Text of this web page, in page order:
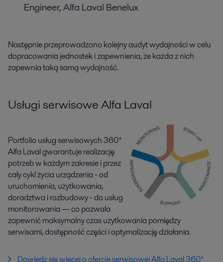
Engineer, Alfa Laval Benelux
Następnie przeprowadzono kolejny audyt wydajności w celu
dopracowania jednostek i zapewnienia, że każda z nich
zapewnia taką samą wydajność.
Usługi serwisowe Alfa Laval
Portfolio usług serwisowych 360°
Alfa Laval gwarantuje realizację
potrzeb w każdym zakresie i przez
cały cykl życia urządzenia - od
uruchomienia, użytkowania,
doradztwa i rozbudowy - do usług
monitorowania — co pozwala
zapewnić maksymalny czas użytkowania pomiędzy
serwisami, dostępność części i optymalizację działania.
Dowiedz się więcej o ofercie serwisowej Alfa Laval 360°